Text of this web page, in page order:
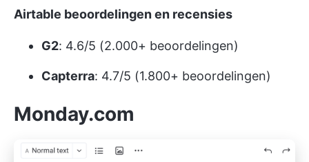
Airtable beoordelingen en recensies
G2: 4.6/5 (2.000+ beoordelingen)
Capterra: 4.7/5 (1.800+ beoordelingen)
Monday.com